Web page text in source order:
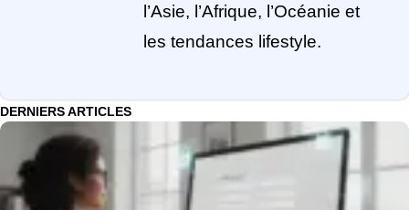
l’Asie, l’Afrique, l’Océanie et
les tendances lifestyle.
DERNIERS ARTICLES